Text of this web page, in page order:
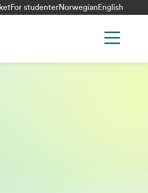
For studenterNorwegian English